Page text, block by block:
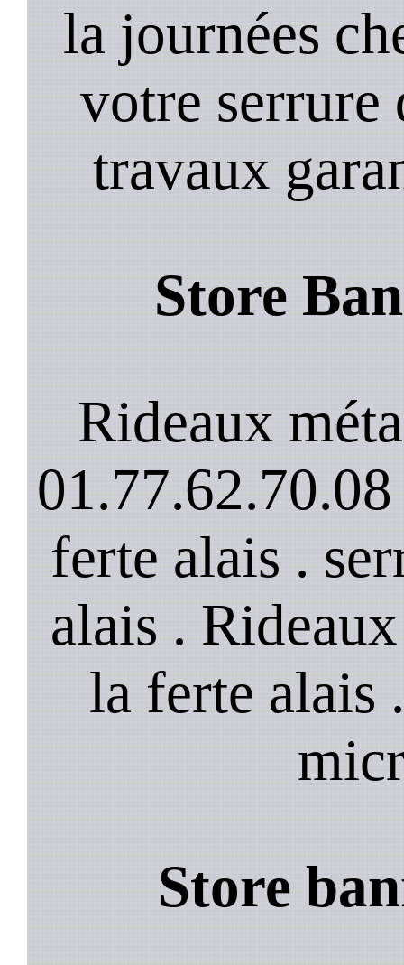
la journées
votre serrure
travaux
Store
Rideaux
ferte alais .
alais .
la ferte alais
Store